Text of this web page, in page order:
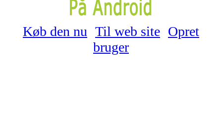
Køb den nu Til web site Opret
bruger